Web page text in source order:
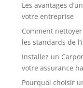
Les avantages
votre entreprise
Comment
les standards de
Installez un
votre assurance
Pourquoi choisir